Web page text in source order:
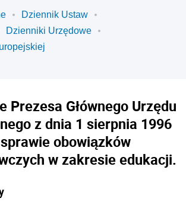
Dziennik Ustaw
Dzienniki Urzędowe
Prezesa Głównego Urzędu
z dnia 1 sierpnia 1996
obowiązków
w zakresie edukacji.